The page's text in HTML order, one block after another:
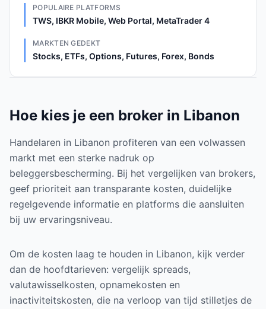
POPULAIRE PLATFORMS
TWS, IBKR Mobile, Web Portal, MetaTrader 4
MARKTEN GEDEKT
Stocks, ETFs, Options, Futures, Forex, Bonds
Hoe kies je een broker in Libanon
Handelaren in Libanon profiteren van een volwassen
markt met een sterke nadruk op
beleggersbescherming. Bij het vergelijken van brokers,
geef prioriteit aan transparante kosten, duidelijke
regelgevende informatie en platforms die aansluiten
bij uw ervaringsniveau.
Om de kosten laag te houden in Libanon, kijk verder
dan de hoofdtarieven: vergelijk spreads,
valutawisselkosten, opnamekosten en
inactiviteitskosten, die na verloop van tijd stilletjes de